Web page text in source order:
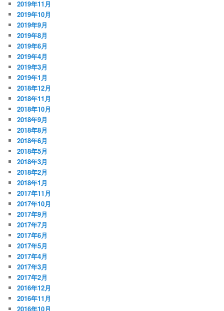
2019年11月
2019年10月
2019年9月
2019年8月
2019年6月
2019年4月
2019年3月
2019年1月
2018年12月
2018年11月
2018年10月
2018年9月
2018年8月
2018年6月
2018年5月
2018年3月
2018年2月
2018年1月
2017年11月
2017年10月
2017年9月
2017年7月
2017年6月
2017年5月
2017年4月
2017年3月
2017年2月
2016年12月
2016年11月
2016年10月